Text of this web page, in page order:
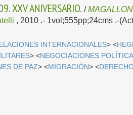
XXV ANIVERSARIO. /
, 2010 .- 1vol;555pp;24cms .-
INTERNACIONALES> <
> <NEGOCIACIONES
DE PAZ> <MIGRACIÓN> <